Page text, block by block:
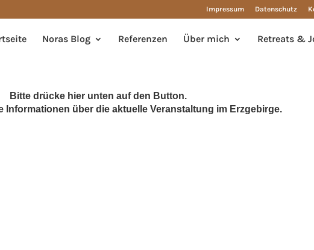
Impressum Datenschutz
Noras Blog Referenzen Über mich Retreats &
Bitte drücke hier unten auf den Button.
Informationen über die aktuelle Veranstaltung im Erzgebirge.